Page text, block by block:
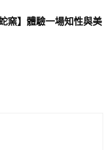
窯】體驗一場知性與美